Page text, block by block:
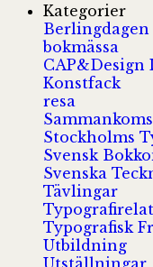
Kategorier
Berlingdagen
bokmässa
CAP&Design
Konstfack
resa
Stockholms
Svensk
Svenska
Tävlingar
Typografisk
Utbildning
Utställningar